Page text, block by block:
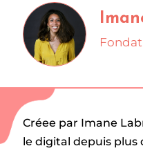
Créee par Imane
le digital depuis plus